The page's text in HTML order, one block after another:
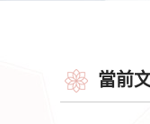
當前